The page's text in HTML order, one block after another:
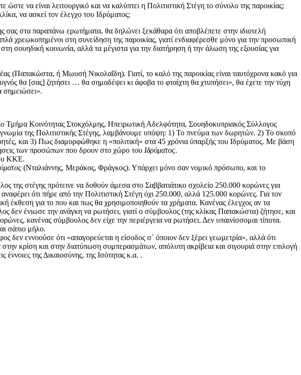
να είναι λειτουργικό και να καλύπτει η Πολιτιστική Στέγη το σύνολο της παροικίας;
να ασκεί τον έλεγχο του Ιδρύματος;
σας στα παραπάνω ερωτήματα, θα δηλώνει ξεκάθαρα ότι αποβλέπετε στην ιδιοτελή
χρεωκοπημένοι στη συνείδηση της παροικίας, γιατί ενδιαφέρεσθε μόνο για την προσωπική
σουηδική κοινωνία, αλλά τα μέγιστα για την διατήρηση ή την άλωση της εξουσίας για
(Παπακώστα, ή Μωυσή Νικολαΐδη). Γιατί, το καλό της παροικίας είναι ταυτόχρονα κακό για
θα [σας] ζητήσει … θα σημαδέψει κι άφοβα το φταίχτη θα χτυπήσει», θα έχετε την τύχη
σημειώσει».
Τμήμα Κοινότητας Στοκχόλμης, Ηπειρωτική Αδελφότητα, Σουηδοκυπριακός Σύλλογος
της Πολιτιστικής Στέγης, λαμβάνουμε υπόψη: 1) Το πνεύμα των δωρητών. 2) Το σκοπό
και 3) Πως διαμορφώθηκε η «πολιτική» στα 45 χρόνια ύπαρξής του Ιδρύματος. Με βάση
των προσώπων που δρουν στο χώρο του Ιδρύματος.
ΚΚΕ.
(Νταλιάννης, Μεράκος, Φράγκος). Υπάρχει μόνο σαν νομικό πρόσωπο, και το
της στέγης πρότεινε να δοθούν άμεσα στο Σαββατιάτικο σχολείο 250.000 κορώνες για
ότι πήρε από την Πολιτιστική Στέγη όχι 250.000, αλλά 125.000 κορώνες. Για τον
έκθεση για το που και πως θα χρησιμοποιηθούν τα χρήματα. Κανένας έλεγχος αν τα
δεν ένιωσε την ανάγκη να ρωτήσει, γιατί ο σύμβουλος (της κλίκας Παπακώστα) ζήτησε, και
κανένας σύμβουλος δεν είχε την περιέργεια να ρωτήσει. Δεν υπαινίσσομαι τίποτα.
σάπιο μήλο.
δεν εννοούσε ότι «απαγορεύεται η είσοδος σ΄ όποιον δεν ξέρει γεωμετρία», αλλά ότι
κρίση και στην διατύπωση συμπερασμάτων, απόλυτη ακρίβεια και σιγουριά στην επιλογή
της Δικαιοσύνης, της Ισότητας κ.α. .